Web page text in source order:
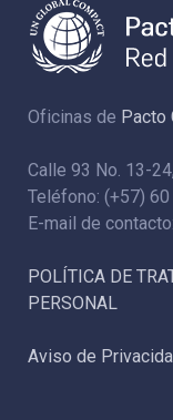
Oficinas de Pacto
Calle 93 No. 13-
Teléfono: (+57)
E-mail de contacto:
POLÍTICA DE
PERSONAL
Aviso de